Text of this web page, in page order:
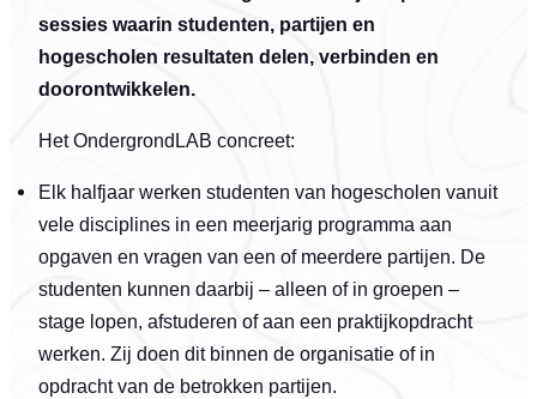
sessies waarin studenten, partijen en
hogescholen resultaten delen, verbinden en
doorontwikkelen.
Het OndergrondLAB concreet:
Elk halfjaar werken studenten van hogescholen vanuit
vele disciplines in een meerjarig programma aan
opgaven en vragen van een of meerdere partijen. De
studenten kunnen daarbij – alleen of in groepen –
stage lopen, afstuderen of aan een praktijkopdracht
werken. Zij doen dit binnen de organisatie of in
opdracht van de betrokken partijen.